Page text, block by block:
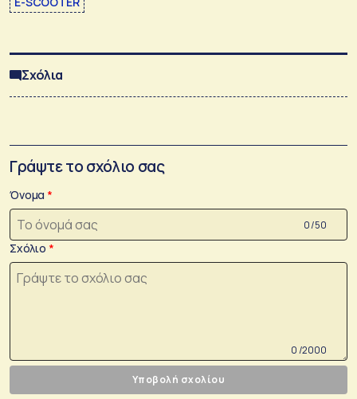
Σχόλια
Γράψτε το σχόλιο σας
Όνομα
0 /50
Σχόλιο
0 /2000
Υποβολή σχολίου